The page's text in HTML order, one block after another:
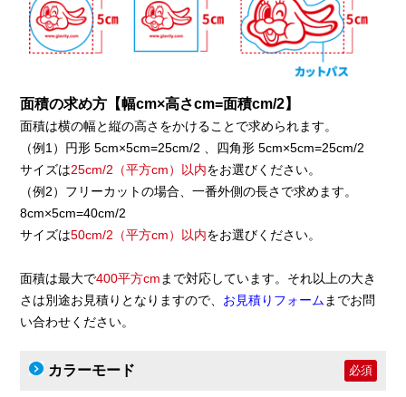
面積の求め方【幅cm×高さcm=面積cm/2】
面積は横の幅と縦の高さをかけることで求められます。
（例1）円形 5cm×5cm=25cm/2 、四角形 5cm×5cm=25cm/2
サイズは25cm/2（平方cm）以内をお選びください。
（例2）フリーカットの場合、一番外側の長さで求めます。
8cm×5cm=40cm/2
サイズは50cm/2（平方cm）以内をお選びください。
面積は最大で400平方cm まで対応しています。それ以上の大き
さは別途お見積りとなりますので、 お見積りフォーム までお問
い合わせください。
カラーモード 必須